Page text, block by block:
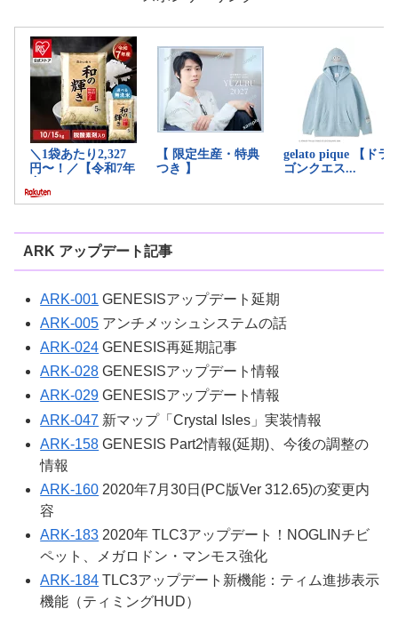
ARK アップデート記事
ARK-001 GENESISアップデート延期
ARK-005 アンチメッシュシステムの話
ARK-024 GENESIS再延期記事
ARK-028 GENESISアップデート情報
ARK-029 GENESISアップデート情報
ARK-047 新マップ「Crystal Isles」実装情報
ARK-158 GENESIS Part2情報(延期)、今後の調整の
情報
ARK-160 2020年7月30日(PC版Ver 312.65)の変更内
容
ARK-183 2020年 TLC3アップデート！NOGLINチビ
ペット、メガロドン・マンモス強化
ARK-184 TLC3アップデート新機能：ティム進捗表示
機能（ティミングHUD）